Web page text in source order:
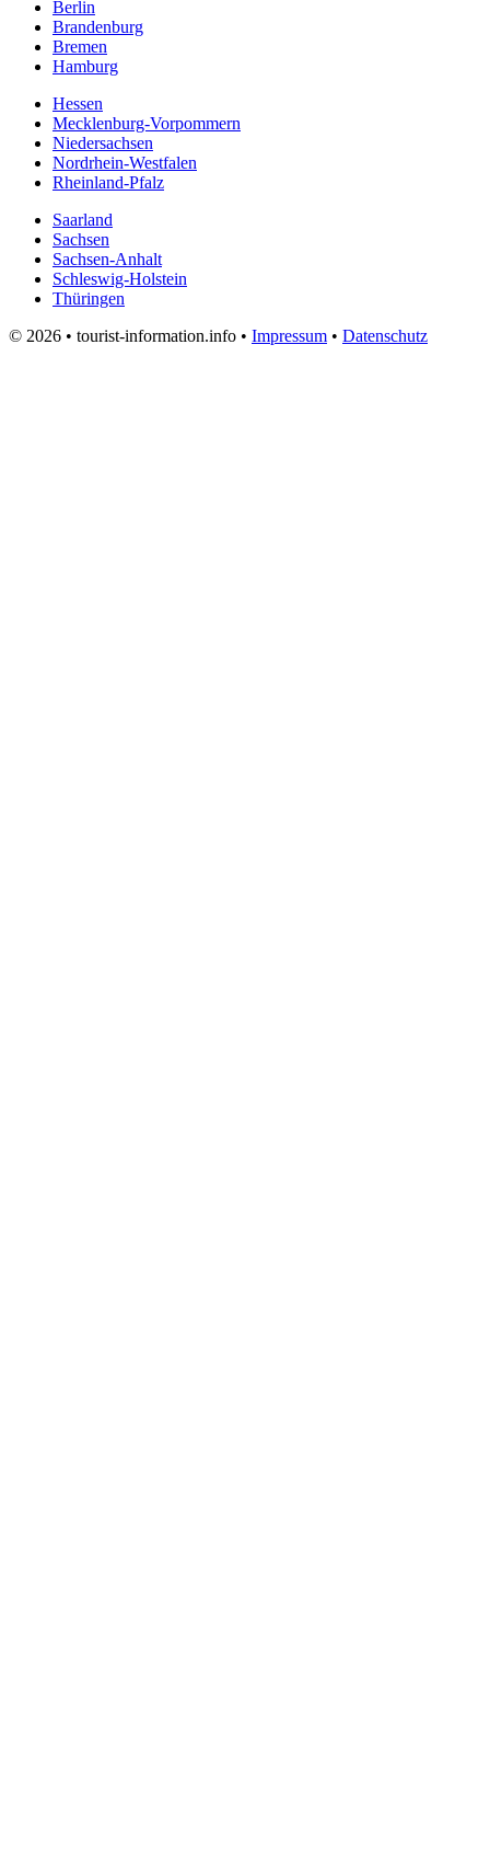
Berlin
Brandenburg
Bremen
Hamburg
Hessen
Mecklenburg-Vorpommern
Niedersachsen
Nordrhein-Westfalen
Rheinland-Pfalz
Saarland
Sachsen
Sachsen-Anhalt
Schleswig-Holstein
Thüringen
© 2026 • tourist-information.info • Impressum • Datenschutz